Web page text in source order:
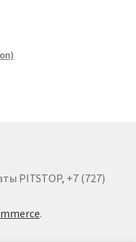
PITSTOP, +7 (727)
.